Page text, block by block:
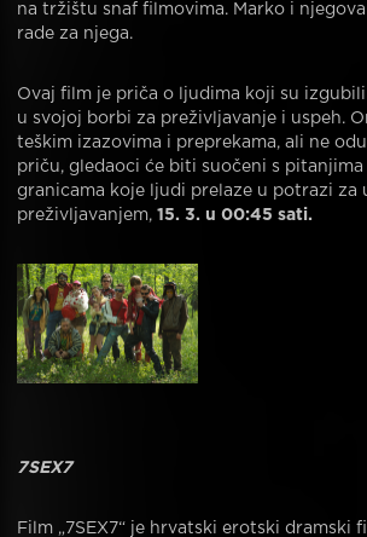
na tržištu snaf filmovima. Marko i
rade za njega.
Ovaj film je priča o ljudima koji su
u svojoj borbi za preživljavanje i uspeh.
teškim izazovima i preprekama, ali ne
priču, gledaoci će biti suočeni s
granicama koje ljudi prelaze u potrazi za
preživljavanjem, 15. 3. u 00:45 sati.
7SEX7
Film „7SEX7“ je hrvatski erotski dramski